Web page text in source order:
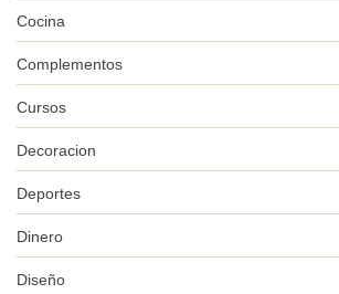
Cocina
Complementos
Cursos
Decoracion
Deportes
Dinero
Diseño